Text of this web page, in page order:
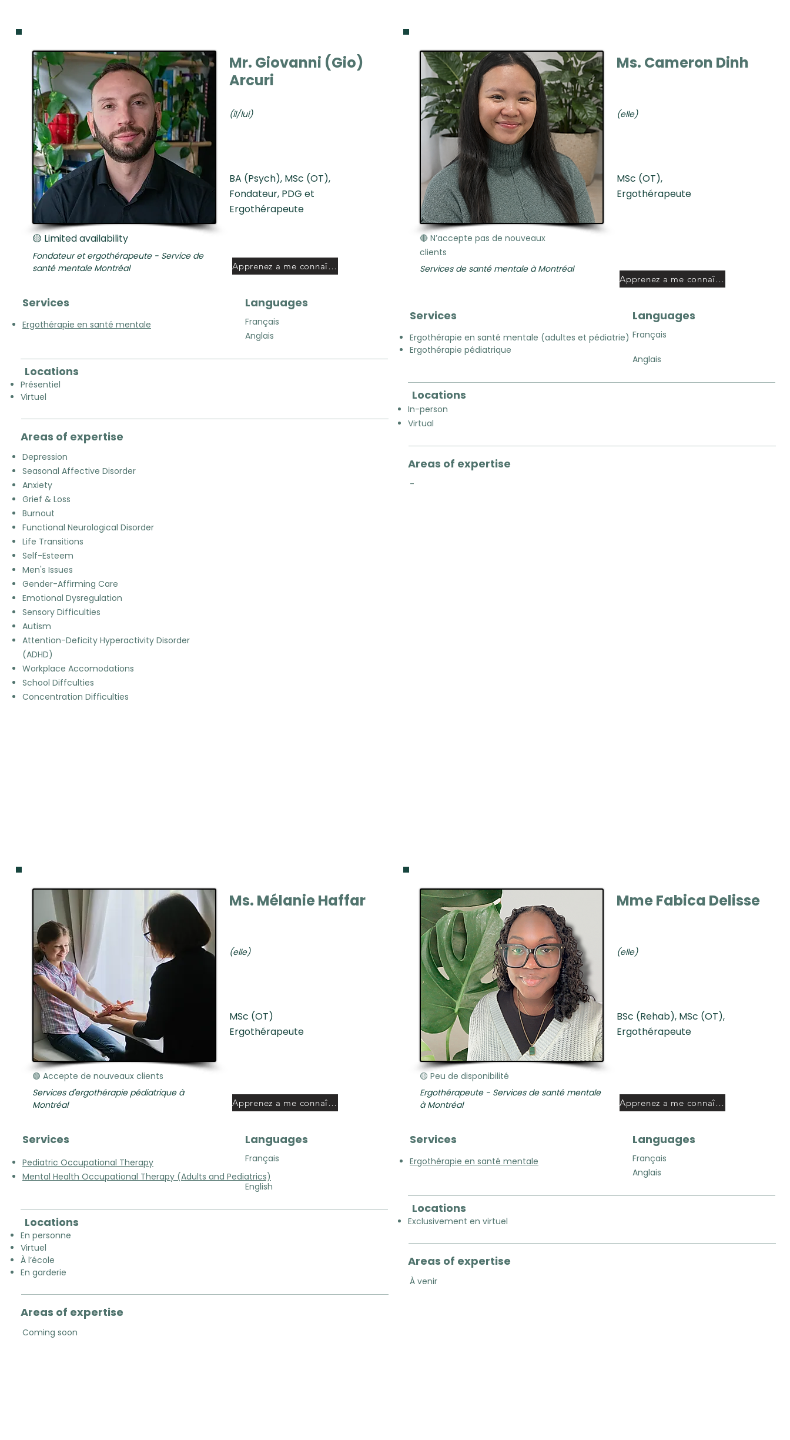
Mr. Giovanni (Gio)
Arcuri
(il/lui)
BA (Psych), MSc (OT),
Fondateur, PDG et
Ergothérapeute
🟡 Limited availability
Fondateur et ergothérapeute - Service de
santé mentale Montréal
Apprenez a me connaître
Services Languages
Ergothérapie en santé mentale
Français
Anglais
Locations
Présentiel
Virtuel
Areas of expertise
Depression
Seasonal Affective Disorder
Anxiety
Grief & Loss
Burnout
Functional Neurological Disorder
Life Transitions
Self-Esteem
Men's Issues
Gender-Affirming Care
Emotional Dysregulation
Sensory Difficulties
Autism
Attention-Deficity Hyperactivity Disorder
(ADHD)
Workplace Accomodations
School Diffculties
Concentration Difficulties
Ms. Mélanie Haffar
(elle)
MSc (OT)
Ergothérapeute
🟢 Accepte de nouveaux clients
Services d'ergothérapie pédiatrique à
Montréal
Apprenez a me connaître
Services Languages
Pediatric Occupational Therapy
Mental Health Occupational Therapy (Adults and Pediatrics)
Français
English
Locations
En personne
Virtuel
À l’école
En garderie
Areas of expertise
Coming soon
Ms. Cameron Dinh
(elle)
MSc (OT),
Ergothérapeute
🔴 N’accepte pas de nouveaux
clients
Services de santé mentale à Montréal
Apprenez a me connaître
Services Languages
Ergothérapie en santé mentale (adultes et pédiatrie)
Ergothérapie pédiatrique
Français
Anglais
Locations
In-person
Virtual
Areas of expertise
-
Mme Fabica Delisse
(elle)
BSc (Rehab), MSc (OT),
Ergothérapeute
🟡 Peu de disponibilité
Ergothérapeute - Services de santé mentale
à Montréal
Apprenez a me connaître
Services Languages
Ergothérapie en santé mentale
Français
Anglais
Locations
Exclusivement en virtuel
Areas of expertise
À venir